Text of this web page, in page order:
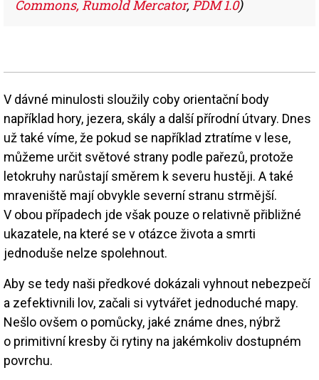
Commons, Rumold Mercator, PDM 1.0)
V dávné minulosti sloužily coby orientační body
například hory, jezera, skály a další přírodní útvary. Dnes
už také víme, že pokud se například ztratíme v lese,
můžeme určit světové strany podle pařezů, protože
letokruhy narůstají směrem k severu hustěji. A také
mraveniště mají obvykle severní stranu strmější.
V obou případech jde však pouze o relativně přibližné
ukazatele, na které se v otázce života a smrti
jednoduše nelze spolehnout.
Aby se tedy naši předkové dokázali vyhnout nebezpečí
a zefektivnili lov, začali si vytvářet jednoduché mapy.
Nešlo ovšem o pomůcky, jaké známe dnes, nýbrž
o primitivní kresby či rytiny na jakémkoliv dostupném
povrchu.